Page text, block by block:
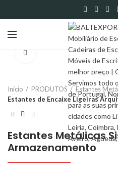
Click to enlarge
Início PRODUTOS
Estantes
Estantes de Encaixe Ligeiras
Estantes Metálicas
Armazenamento